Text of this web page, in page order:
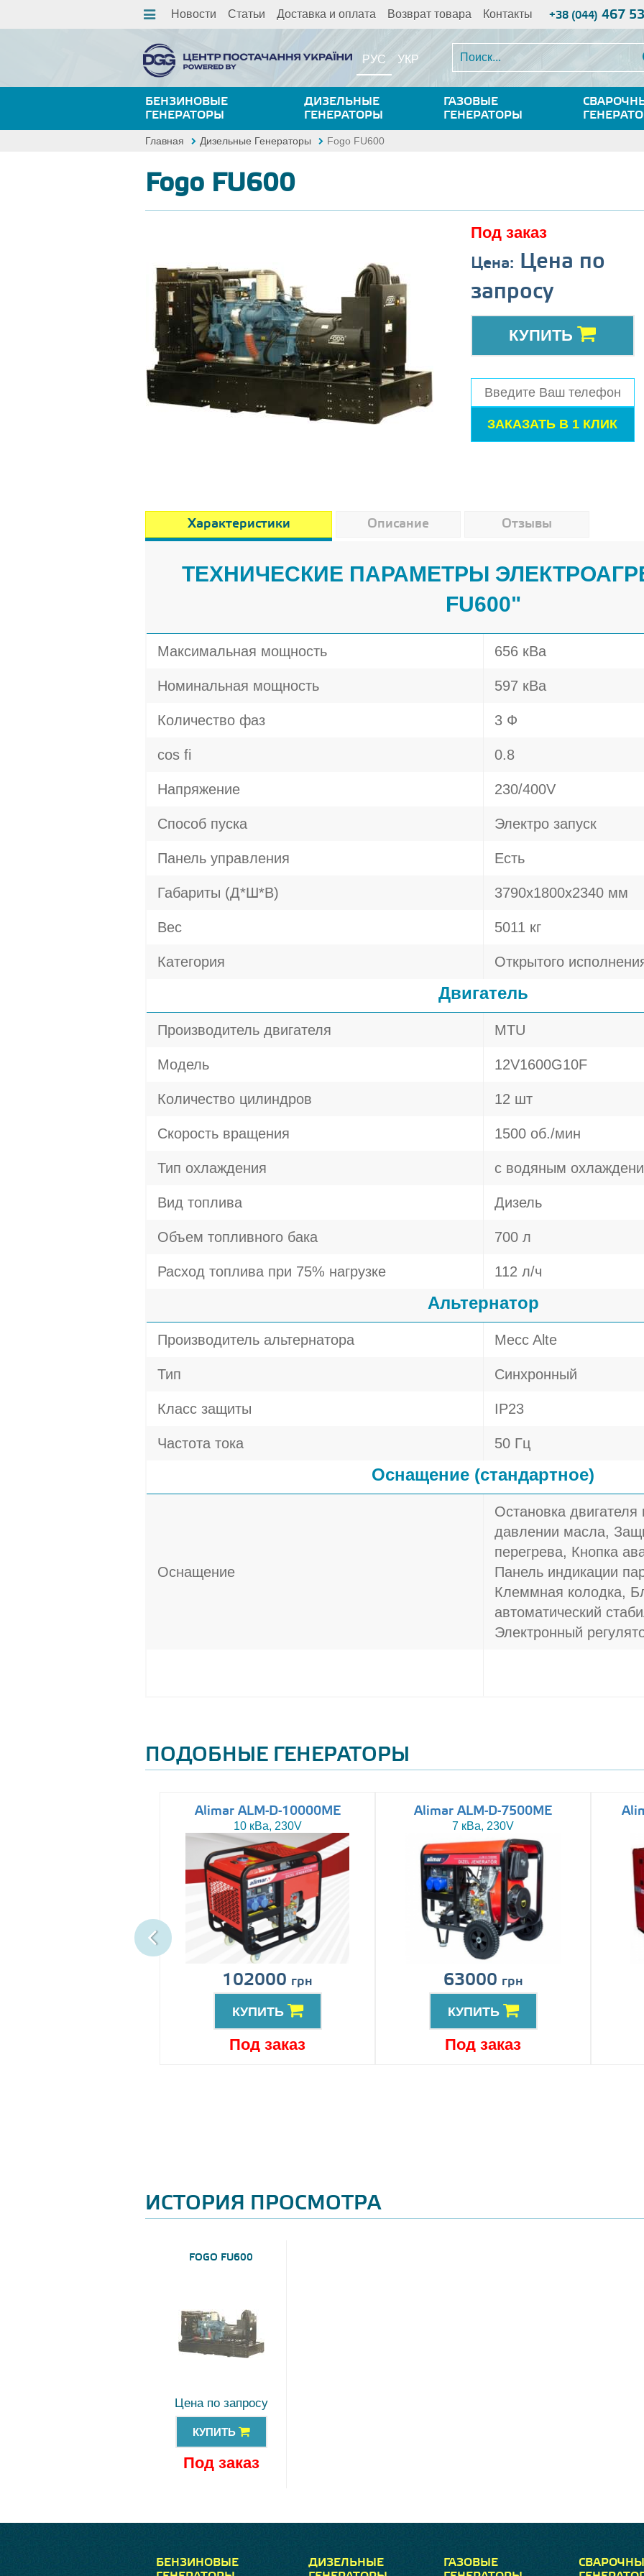
Новости Статьи Доставка и оплата Возврат товара Контакты +38 (044) 467
РУС УКР
БЕНЗИНОВЫЕ
ГЕНЕРАТОРЫ
ДИЗЕЛЬНЫЕ
ГЕНЕРАТОРЫ
ГАЗОВЫЕ
ГЕНЕРАТОРЫ
Главная Дизельные Генераторы Fogo FU600
Fogo FU600
Под заказ
Цена: Цена по
запросу
КУПИТЬ
Характеристики Описание Отзывы
ТЕХНИЧЕСКИЕ ПАРАМЕТРЫ
FU600"
Максимальная мощность 656 кВа
Номинальная мощность 597 кВа
Количество фаз 3 Ф
cos fi 0.8
Напряжение 230/400V
Способ пуска Электро запуск
Панель управления Есть
Габариты (Д*Ш*В) 3790х1800х2340 мм
Вес 5011 кг
Категория Открытого
Двигатель
Производитель двигателя MTU
Модель 12V1600G10F
Количество цилиндров 12 шт
Скорость вращения 1500 об./мин
Тип охлаждения с водяным
Вид топлива Дизель
Объем топливного бака 700 л
Расход топлива при 75% нагрузке 112 л/ч
Альтернатор
Производитель альтернатора Mecc Alte
Тип Синхронный
Класс защиты IP23
Частота тока 50 Гц
Оснащение (стандартное)
Оснащение
Остановка
давлении масла,
перегрева, Кнопка
Панель индикации
Клеммная колодка,
автоматический
Электронный
ПОДОБНЫЕ ГЕНЕРАТОРЫ
Alimar ALM-D-10000ME
10 кВа, 230V
102000 грн
КУПИТЬ
Под заказ
Alimar ALM-D-7500ME
7 кВа, 230V
63000 грн
КУПИТЬ
Под заказ
ИСТОРИЯ ПРОСМОТРА
FOGO FU600
Цена по запросу
КУПИТЬ
Под заказ
БЕНЗИНОВЫЕ
ДИЗЕЛЬНЫЕ
ГАЗОВЫЕ